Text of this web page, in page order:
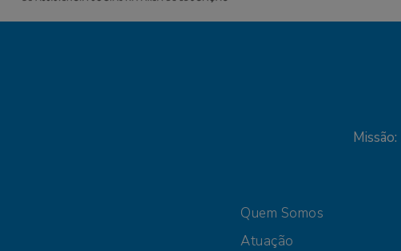
Missão:
Quem Somos
Atuação